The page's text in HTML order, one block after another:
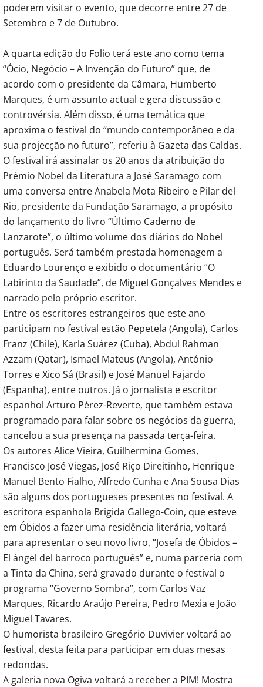
poderem visitar o evento, que decorre entre 27 de
Setembro e 7 de Outubro.
A quarta edição do Folio terá este ano como tema
“Ócio, Negócio – A Invenção do Futuro” que, de
acordo com o presidente da Câmara, Humberto
Marques, é um assunto actual e gera discussão e
controvérsia. Além disso, é uma temática que
aproxima o festival do “mundo contemporâneo e da
sua projecção no futuro”, referiu à Gazeta das Caldas.
O festival irá assinalar os 20 anos da atribuição do
Prémio Nobel da Literatura a José Saramago com
uma conversa entre Anabela Mota Ribeiro e Pilar del
Rio, presidente da Fundação Saramago, a propósito
do lançamento do livro “Último Caderno de
Lanzarote”, o último volume dos diários do Nobel
português. Será também prestada homenagem a
Eduardo Lourenço e exibido o documentário “O
Labirinto da Saudade”, de Miguel Gonçalves Mendes e
narrado pelo próprio escritor.
Entre os escritores estrangeiros que este ano
participam no festival estão Pepetela (Angola), Carlos
Franz (Chile), Karla Suárez (Cuba), Abdul Rahman
Azzam (Qatar), Ismael Mateus (Angola), António
Torres e Xico Sá (Brasil) e José Manuel Fajardo
(Espanha), entre outros. Já o jornalista e escritor
espanhol Arturo Pérez-Reverte, que também estava
programado para falar sobre os negócios da guerra,
cancelou a sua presença na passada terça-feira.
Os autores Alice Vieira, Guilhermina Gomes,
Francisco José Viegas, José Riço Direitinho, Henrique
Manuel Bento Fialho, Alfredo Cunha e Ana Sousa Dias
são alguns dos portugueses presentes no festival. A
escritora espanhola Brigida Gallego-Coin, que esteve
em Óbidos a fazer uma residência literária, voltará
para apresentar o seu novo livro, “Josefa de Óbidos –
El ángel del barroco português” e, numa parceria com
a Tinta da China, será gravado durante o festival o
programa “Governo Sombra”, com Carlos Vaz
Marques, Ricardo Araújo Pereira, Pedro Mexia e João
Miguel Tavares.
O humorista brasileiro Gregório Duvivier voltará ao
festival, desta feita para participar em duas mesas
redondas.
A galeria nova Ogiva voltará a receber a PIM! Mostra